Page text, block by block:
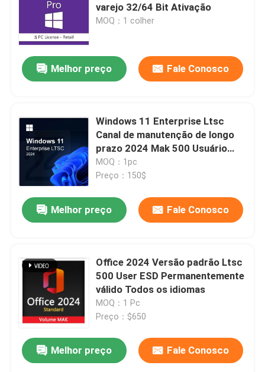
Para casa
Produtos
Vídeos
varejo 32/64 Bit Ativação
MOQ：1 colher
Melhor preço Fale Conosco
Windows 11 Enterprise Ltsc
Canal de manutenção de longo
prazo 2024 Mak 500 Usuário
Chaves globais
MOQ：1pc
Preço：150$
Melhor preço Fale Conosco
Office 2024 Versão padrão Ltsc
500 User ESD Permanentemente
válido Todos os idiomas
MOQ：1 Pc
Preço：$650
Melhor preço Fale Conosco
MSDN Multiple Language Product Key For Windows 7 Ultimate Online